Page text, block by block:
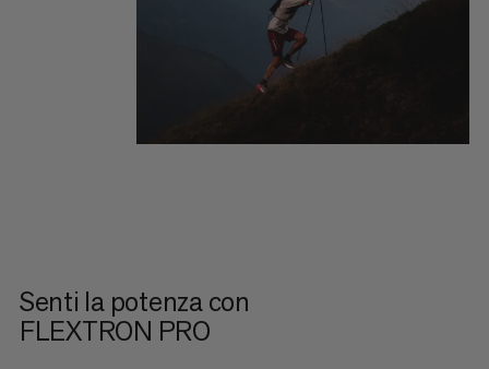
Senti la potenza con
FLEXTRON PRO